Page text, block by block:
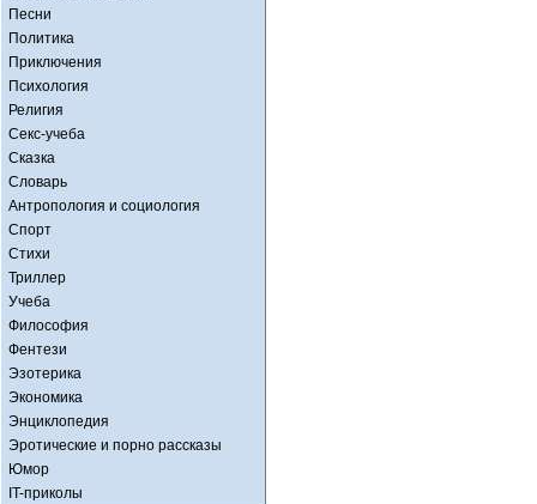
Песни
Политика
Приключения
Психология
Религия
Секс-учеба
Сказка
Словарь
Антропология и социология
Спорт
Стихи
Триллер
Учеба
Философия
Фентези
Эзотерика
Экономика
Энциклопедия
Эротические и порно рассказы
Юмор
IT-приколы